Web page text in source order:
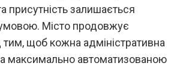
присутність залишається
Місто продовжує
щоб кожна адміністративна
максимально автоматизованою